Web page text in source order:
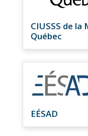
CIUSSS de
Québec
EÉSAD